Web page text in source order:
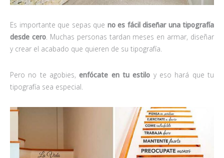
Es importante que sepas que no es fácil diseñar una tipografía
desde cero. Muchas personas tardan meses en armar, diseñar
y crear el acabado que quieren de su tipografía.
Pero no te agobies,enfócate en tu estilo y eso hará que tu
tipografía sea especial.